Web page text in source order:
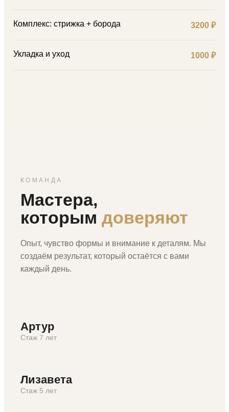
Комплекс: стрижка + борода 3200 ₽
Укладка и уход 1000 ₽
КОМАНДА
Мастера,
которым доверяют
Опыт, чувство формы и внимание к деталям. Мы
создаём результат, который остаётся с вами
каждый день.
Артур
Стаж 7 лет
Лизавета
Стаж 5 лет